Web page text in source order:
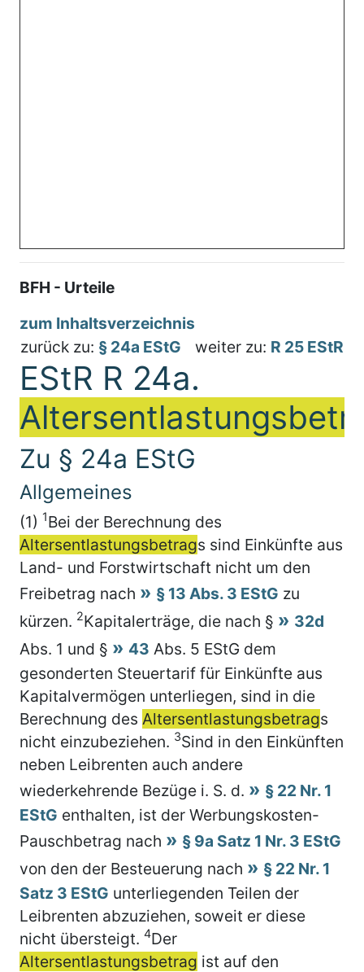
BFH - Urteile
zum Inhaltsverzeichnis
zurück zu: § 24a EStG weiter zu: R 25 EStR
EStR R 24a.
Zu § 24a EStG
Allgemeines
(1) 1Bei der Berechnung des
Altersentlastungsbetrags sind Einkünfte aus
Land- und Forstwirtschaft nicht um den
Freibetrag nach
§ 13 Abs. 3 EStG zu
kürzen. 2Kapitalerträge, die nach §
32d
Abs. 1 und §
43 Abs. 5 EStG dem
gesonderten Steuertarif für Einkünfte aus
Kapitalvermögen unterliegen, sind in die
Berechnung des Altersentlastungsbetrags
nicht einzubeziehen. 3Sind in den Einkünften
neben Leibrenten auch andere
wiederkehrende Bezüge i. S. d.
§ 22 Nr. 1
EStG enthalten, ist der Werbungskosten-
Pauschbetrag nach
§ 9a Satz 1 Nr. 3 EStG
von den der Besteuerung nach
§ 22 Nr. 1
Satz 3 EStG unterliegenden Teilen der
Leibrenten abzuziehen, soweit er diese
nicht übersteigt. 4Der
Altersentlastungsbetrag ist auf den